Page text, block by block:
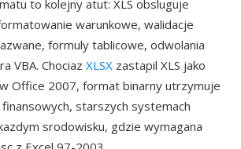
to kolejny atut: XLS obsluguje
warunkowe, walidacje
formuly tablicowe, odwolania
VBA. Chociaz XLSX zastapil XLS jako
Office 2007, format binarny utrzymuje
starszych systemach
srodowisku, gdzie wymagana